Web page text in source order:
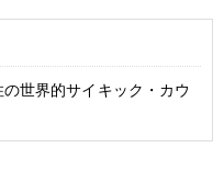
世界的サイキック・カウ